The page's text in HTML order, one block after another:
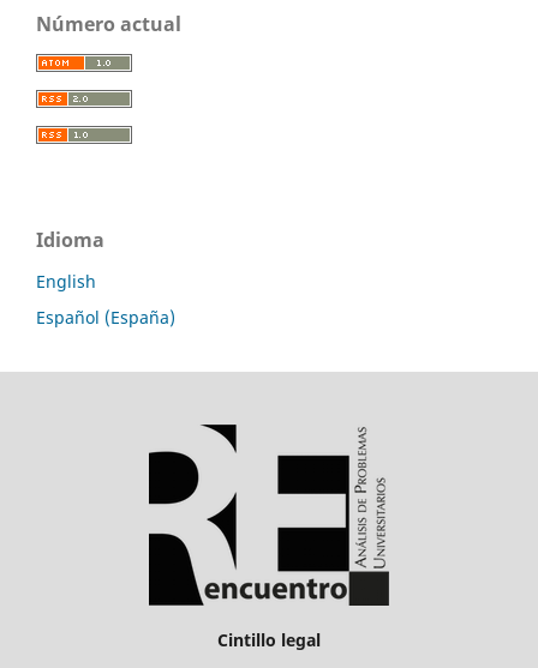
Número actual
Idioma
English
Español (España)
Cintillo legal